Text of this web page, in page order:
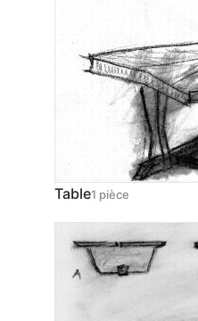
Table1 pièce